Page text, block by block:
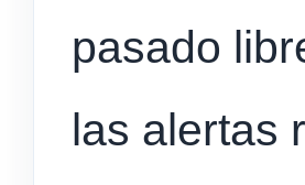
pasado
las alertas